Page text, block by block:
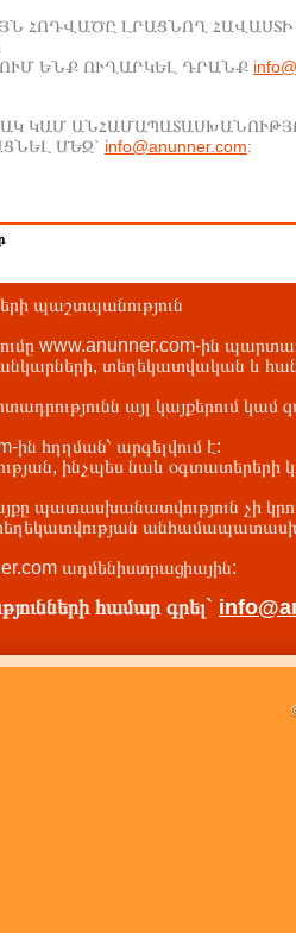
ՀՈԴՎԱԾԸ ԼՐԱՑՆՈՂ ՀԱՎԱՍՏԻ
ԵՆՔ ՈՒՂԱՐԿԵԼ ԴՐԱՆՔ
ԿԱՄ
ՄԵԶ` info@anunner.com:
պաշտպանություն
www.anunner.com-ին
տեղեկատվական և
այլ կայքերում կամ
հղղման՝ արգելվում է:
ինչպես նաև օգտատերերի
պատասխանատվություն չի
ադմենիստրացիային:
համար գրել`